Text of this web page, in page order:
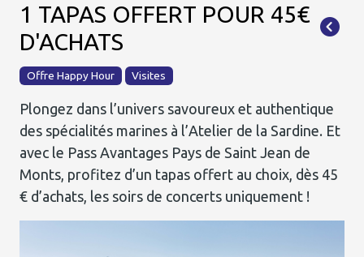
1 TAPAS OFFERT POUR 45€
D'ACHATS
Offre Happy Hour Visites
Plongez dans l’univers savoureux et authentique
des spécialités marines à l’Atelier de la Sardine. Et
avec le Pass Avantages Pays de Saint Jean de
Monts, profitez d’un tapas offert au choix, dès 45
€ d’achats, les soirs de concerts uniquement !